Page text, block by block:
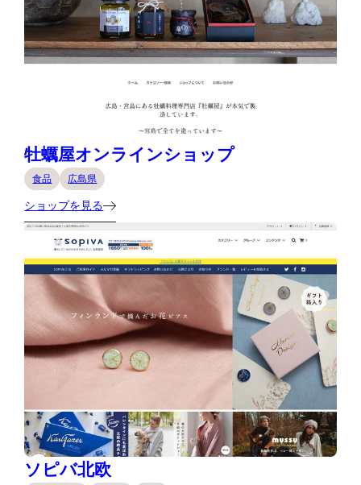
牡蠣屋オンラインショップ
食品 広島県
ショップを見る
ソピバ北欧